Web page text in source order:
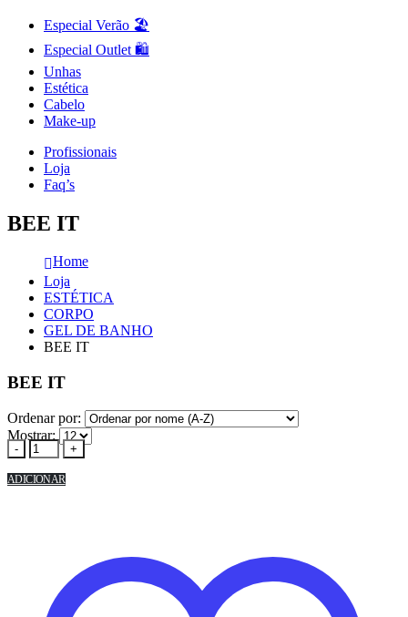
Especial Verão 🏖️
Especial Outlet 🛍️
Unhas
Estética
Cabelo
Make-up
Profissionais
Loja
Faq’s
BEE IT
Home
Loja
ESTÉTICA
CORPO
GEL DE BANHO
BEE IT
BEE IT
Ordenar por:
Mostrar:
- +
ADICIONAR